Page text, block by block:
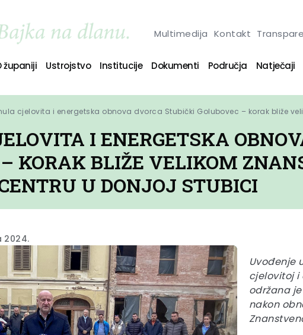
Multimedija Kontakt
županiji Ustrojstvo Institucije Dokumenti Područja Natječaji
cjelovita i energetska obnova dvorca Stubički Golubovec – korak bliže
I ENERGETSKA
– KORAK BLIŽE VELIKOM
U DONJOJ STUBICI
2024.
Uvođenje
cjelovitoj i
održana
nakon